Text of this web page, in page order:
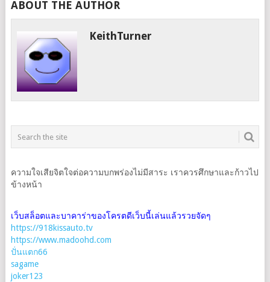
ABOUT THE AUTHOR
KeithTurner
ความใจเสียจิตใจต่อความบกพร่องไม่มีสาระ เราควรศึกษาและก้าวไป
ข้างหน้า
เว็บสล็อตและบาคาร่าของโครตดีเว็บนี้เล่นแล้วรวยจัดๆ
https://918kissauto.tv
https://www.madoohd.com
ปั่นแตก66
sagame
joker123